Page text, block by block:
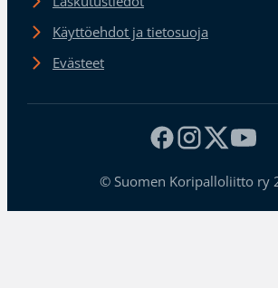
Käyttöehdot ja tietosuoja
Evästeet
© Suomen Koripalloliitto ry